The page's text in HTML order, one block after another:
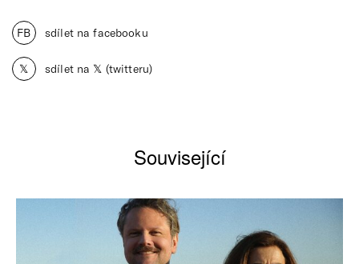
FB sdílet na facebooku
𝕏 sdílet na 𝕏 (twitteru)
Související